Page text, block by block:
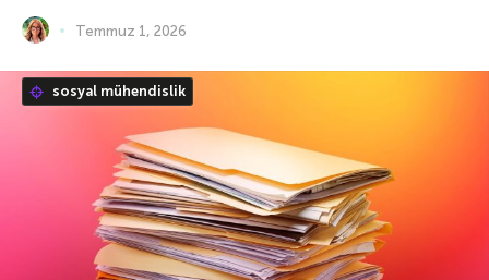
Temmuz 1, 2026
sosyal mühendislik